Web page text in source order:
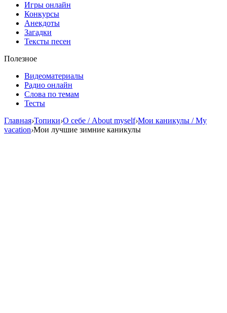
Игры онлайн
Конкурсы
Анекдоты
Загадки
Тексты песен
Полезное
Видеоматериалы
Радио онлайн
Слова по темам
Тесты
Главная›Топики›О себе / About myself›Мои каникулы / My
vacation›Мои лучшие зимние каникулы